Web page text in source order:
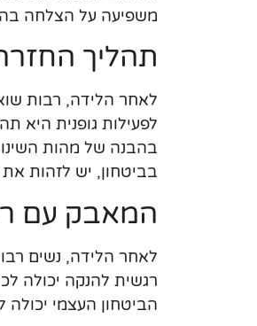
משפיעה על הצלחה
תהליך
לאחר הלידה, רבות
לפעילות גופנית היא
בהבנה של מהות
בביטחון, יש לזהות
המאבק עם
לאחר הלידה, נשים
רגשית להנקה יכולה
הביטחון העצמי